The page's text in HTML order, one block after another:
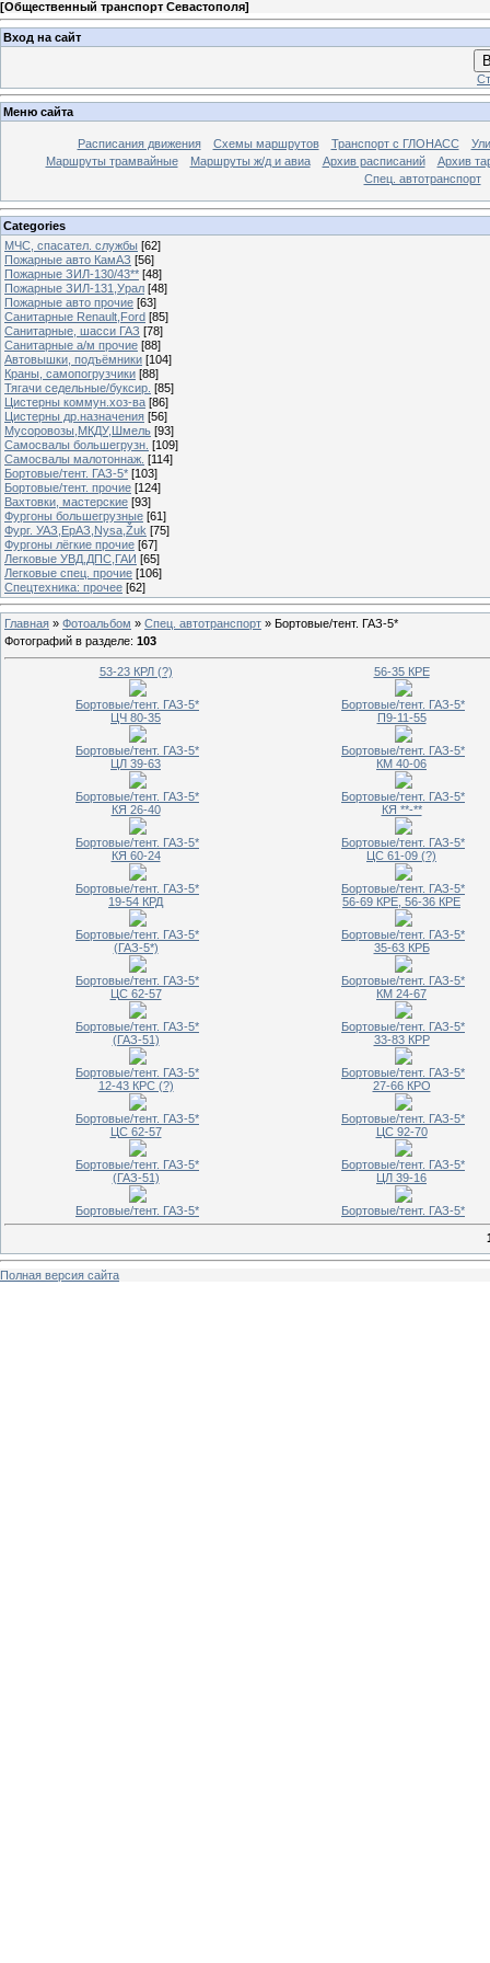
[Общественный транспорт Севастополя]
Вход на сайт
Меню сайта
Расписания движения Схемы маршрутов Транспорт с ГЛОНАСС
Маршруты трамвайные
Маршруты ж/д и авиа Архив расписаний
Архив
Спец. автотранспорт
Categories
МЧС, спасател. службы [62]
Пожарные авто КамАЗ [56]
Пожарные ЗИЛ-130/43** [48]
Пожарные ЗИЛ-131,Урал [48]
Пожарные авто прочие [63]
Санитарные Renault,Ford [85]
Санитарные, шасси ГАЗ [78]
Санитарные а/м прочие [88]
Автовышки, подъёмники [104]
Краны, самопогрузчики [88]
Тягачи седельные/буксир. [85]
Цистерны коммун.хоз-ва [86]
Цистерны др.назначения [56]
Мусоровозы,МКДУ,Шмель [93]
Самосвалы большегрузн. [109]
Самосвалы малотоннаж. [114]
Бортовые/тент. ГАЗ-5* [103]
Бортовые/тент. прочие [124]
Вахтовки, мастерские [93]
Фургоны большегрузные [61]
Фург. УАЗ,ЕрАЗ,Nysa,Žuk [75]
Фургоны лёгкие прочие [67]
Легковые УВД,ДПС,ГАИ [65]
Легковые спец. прочие [106]
Спецтехника: прочее [62]
Главная » Фотоальбом » Спец. автотранспорт » Бортовые/тент. ГАЗ-5*
Фотографий в разделе: 103
53-23 КРЛ (?)
Бортовые/тент. ГАЗ-5*
56-35 КРЕ
Бортовые/тент. ГАЗ-5*
ЦЧ 80-35
Бортовые/тент. ГАЗ-5*
П9-11-55
Бортовые/тент. ГАЗ-5*
ЦЛ 39-63
Бортовые/тент. ГАЗ-5*
КМ 40-06
Бортовые/тент. ГАЗ-5*
КЯ 26-40
Бортовые/тент. ГАЗ-5*
КЯ **-**
Бортовые/тент. ГАЗ-5*
КЯ 60-24
Бортовые/тент. ГАЗ-5*
ЦС 61-09 (?)
Бортовые/тент. ГАЗ-5*
19-54 КРД
Бортовые/тент. ГАЗ-5*
56-69 КРЕ, 56-36 КРЕ
Бортовые/тент. ГАЗ-5*
(ГАЗ-5*)
Бортовые/тент. ГАЗ-5*
35-63 КРБ
Бортовые/тент. ГАЗ-5*
ЦС 62-57
Бортовые/тент. ГАЗ-5*
КМ 24-67
Бортовые/тент. ГАЗ-5*
(ГАЗ-51)
Бортовые/тент. ГАЗ-5*
33-83 КРР
Бортовые/тент. ГАЗ-5*
12-43 КРС (?)
Бортовые/тент. ГАЗ-5*
27-66 КРО
Бортовые/тент. ГАЗ-5*
ЦС 62-57
Бортовые/тент. ГАЗ-5*
ЦС 92-70
Бортовые/тент. ГАЗ-5*
(ГАЗ-51)
Бортовые/тент. ГАЗ-5*
ЦЛ 39-16
Бортовые/тент. ГАЗ-5*
Полная версия сайта